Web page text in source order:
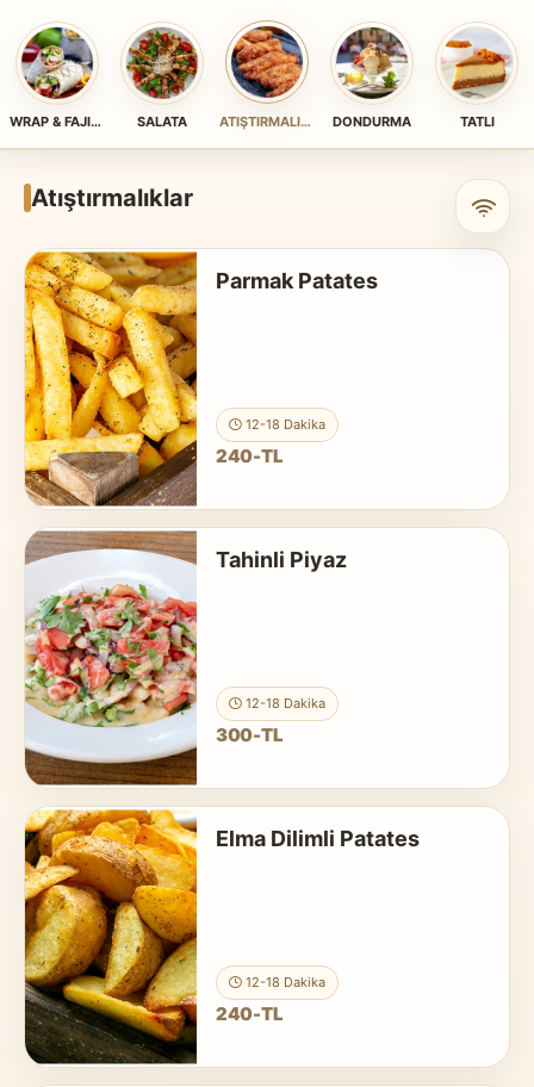
WRAP & FAJITA SALATA ATIŞTIRMALIK & TOST DONDURMA TATLI
Atıştırmalıklar
Parmak Patates
12-18 Dakika
240-TL
Tahinli Piyaz
12-18 Dakika
300-TL
Elma Dilimli Patates
12-18 Dakika
240-TL